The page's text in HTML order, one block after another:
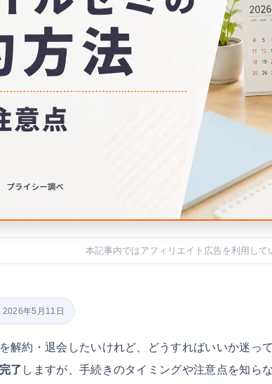
本記事内ではアフィリエイト広告を利用して
2026年5月11日
解約・退会したいけれど、どうすればいいか迷っ
了 しますが、手続きのタイミングや注意点を知ら